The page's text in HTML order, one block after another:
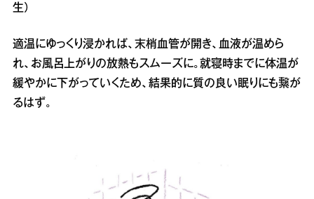
生）
適温にゆっくり浸かれば、末梢血管が開き、血液が温めら
れ、お風呂上がりの放熱もスムーズに。就寝時までに体温が
緩やかに下がっていくため、結果的に質の良い眠りにも繋が
るはず。